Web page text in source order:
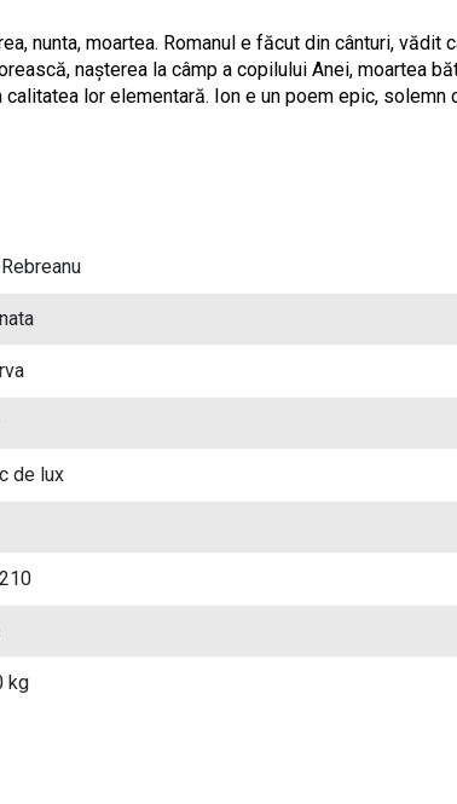
nunta, moartea. Romanul e făcut din cânturi, vădit
nașterea la câmp a copilului Anei, moartea
lor elementară. Ion e un poem epic, solemn
de lux
kg